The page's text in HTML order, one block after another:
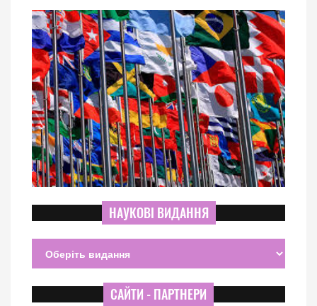
НАУКОВІ ВИДАННЯ
САЙТИ - ПАРТНЕРИ